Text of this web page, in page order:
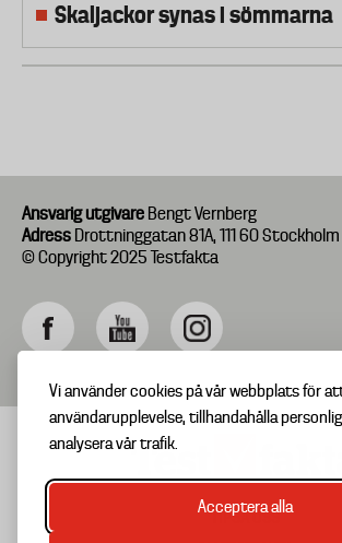
Vi använder cookies på vår webbplats för
användarupplevelse, tillhandahålla
analysera vår trafik.
Acceptera alla
Skaljackor synas i sömmarna
Ansvarig utgivare Bengt Vernberg
Adress Drottninggatan 81A, 111 60 Stockholm
© Copyright 2025 Testfakta
TIPSA OSS